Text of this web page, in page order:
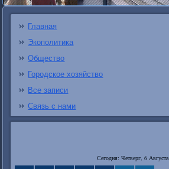
Главная
Экополитика
Общество
Городское хозяйство
Все записи
Связь с нами
Сегодня: Четверг, 6 Августа